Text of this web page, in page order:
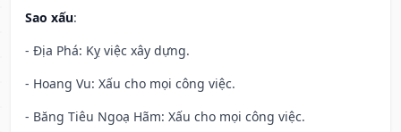
Sao xấu:
- Địa Phá: Kỵ việc xây dựng.
- Hoang Vu: Xấu cho mọi công việc.
- Băng Tiêu Ngoạ Hãm: Xấu cho mọi công việc.